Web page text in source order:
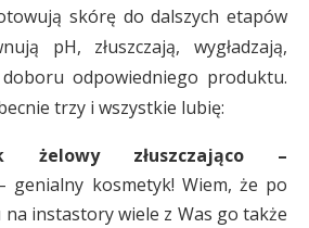
skórę do dalszych etapów
pH, złuszczają, wygładzają,
odpowiedniego produktu.
trzy i wszystkie lubię:
żelowy złuszczająco –
genialny kosmetyk! Wiem, że po
instastory wiele z Was go także